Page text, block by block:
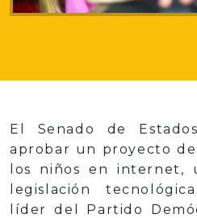
El Senado de
aprobar un proyecto
los niños en internet,
legislación
líder del Partido